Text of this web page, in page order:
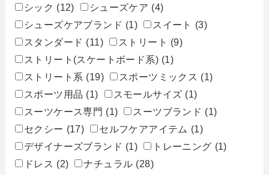
シック (12) シューズケア (4)
シューズケアブランド (1) スイート
(3)
スタンダード (11) ストリート (9)
ストリート(スケートボード系) (1)
ストリート系 (19) スポーツミックス (1)
スポーツ用品 (1) スモールサイズ (1)
スーツケース専門 (1) スーツブランド (1)
セクシー (17) セルフケアアイテム (1)
デザイナーズブランド (1) トレーニング (1)
ドレス (2) ナチュラル (28)